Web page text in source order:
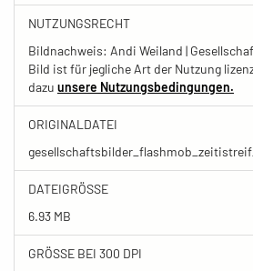
NUTZUNGSRECHT
Bildnachweis: Andi Weiland |
Bild ist für jegliche Art der Nutzung
dazu unsere Nutzungsbedingungen.
ORIGINALDATEI
DATEIGRÖSSE
6.93 MB
GRÖSSE BEI 300 DPI